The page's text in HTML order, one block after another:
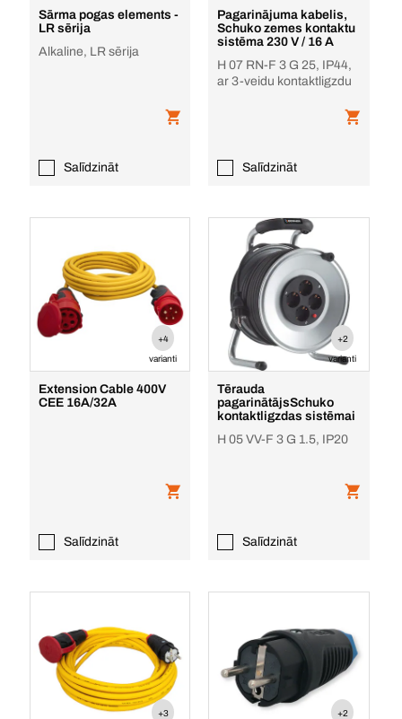
Sārma pogas elements -
LR sērija
Alkaline, LR sērija
Salīdzināt
Pagarinājuma kabelis,
Schuko zemes kontaktu
sistēma 230 V / 16 A
H 07 RN-F 3 G 25, IP44,
ar 3-veidu kontaktligzdu
Salīdzināt
+4
varianti
Extension Cable 400V
CEE 16A/32A
Salīdzināt
+2
varianti
Tērauda
pagarinātājsSchuko
kontaktligzdas sistēmai
H 05 VV-F 3 G 1.5, IP20
Salīdzināt
+3 +2